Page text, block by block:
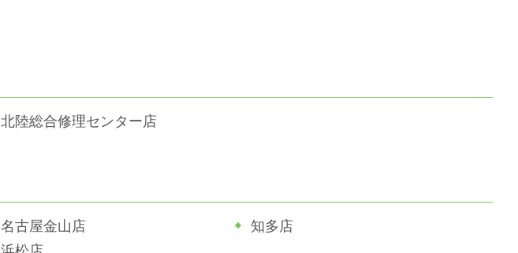
北陸総合修理センター店
名古屋金山店
知多店